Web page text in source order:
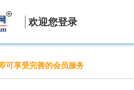
欢迎您登录
可享受完善的会员服务